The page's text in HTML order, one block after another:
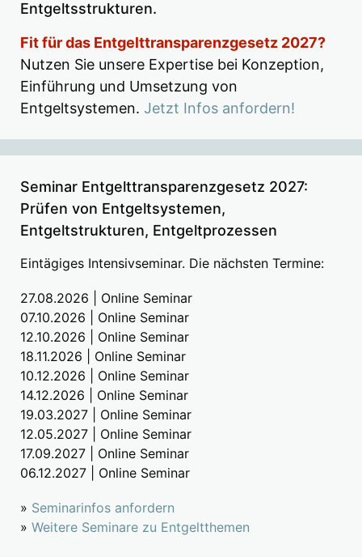
Entgeltsstrukturen.
Fit für das Entgelttransparenzgesetz 2027?
Nutzen Sie unsere Expertise bei Konzeption,
Einführung und Umsetzung von
Entgeltsystemen. Jetzt Infos anfordern!
Seminar Entgelttransparenzgesetz 2027:
Prüfen von Entgeltsystemen,
Entgeltstrukturen, Entgeltprozessen
Eintägiges Intensivseminar. Die nächsten Termine:
27.08.2026 | Online Seminar
07.10.2026 | Online Seminar
12.10.2026 | Online Seminar
18.11.2026 | Online Seminar
10.12.2026 | Online Seminar
14.12.2026 | Online Seminar
19.03.2027 | Online Seminar
12.05.2027 | Online Seminar
17.09.2027 | Online Seminar
06.12.2027 | Online Seminar
» Seminarinfos anfordern
» Weitere Seminare zu Entgeltthemen